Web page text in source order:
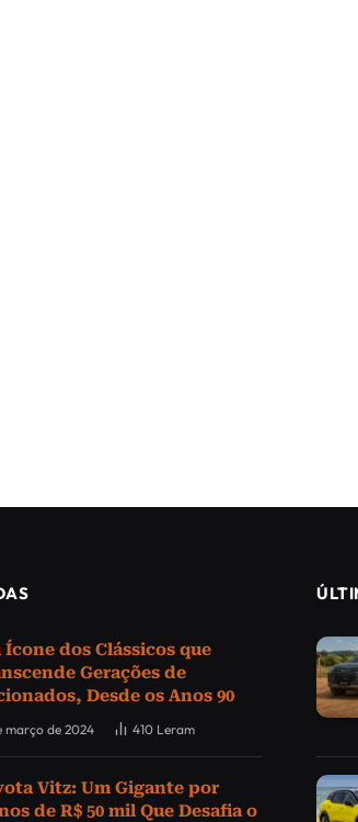
Ícone dos Clássicos que
Gerações de
Desde os Anos 90
março de 2024 410 Leram
Vitz: Um Gigante por
de R$ 50 mil Que Desafia o